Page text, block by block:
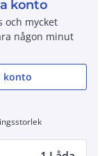
konto
och mycket
någon minut
konto